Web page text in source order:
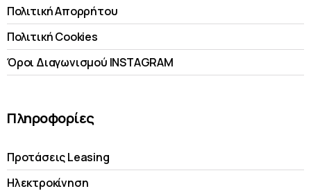
Πολιτική Απορρήτου
Πολιτική Cookies
Όροι Διαγωνισμού INSTAGRAM
Πληροφορίες
Προτάσεις Leasing
Ηλεκτροκίνηση